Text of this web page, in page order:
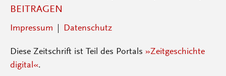
BEITRAGEN
Impressum Datenschutz
Diese Zeitschrift ist Teil des Portals »Zeitgeschichte
digital«.